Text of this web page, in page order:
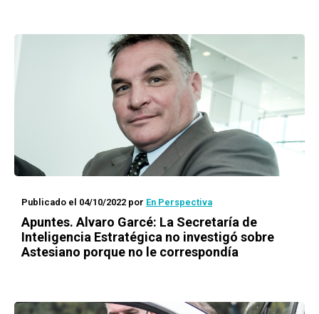
Publicado el 04/10/2022 por En Perspectiva
Apuntes. Alvaro Garcé: La Secretaría de
Inteligencia Estratégica no investigó sobre
Astesiano porque no le correspondía